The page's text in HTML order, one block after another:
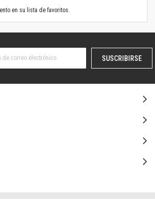
en su lista de favoritos.
SUSCRIBIRSE